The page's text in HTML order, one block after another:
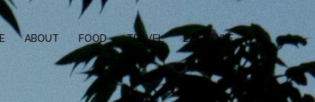
ABOUT FOOD TRAVEL LIFESTYLE